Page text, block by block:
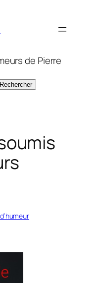
de Pierre
Rechercher